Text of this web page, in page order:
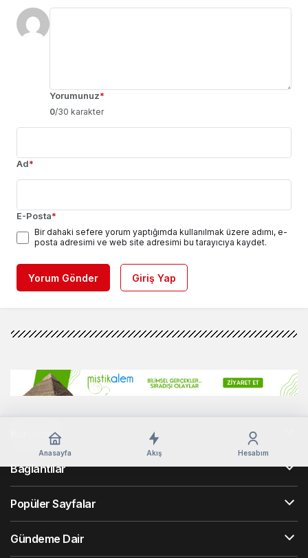
Yorumunuz*
0/30 karakter
Ad*
E-Posta*
Bir dahaki sefere yorum yaptığımda kullanılmak üzere adımı, e-
posta adresimi ve web site adresimi bu tarayıcıya kaydet.
Yorum Gönder Giriş Yap
Anasayfa Akış Hesabım
Kurumsal
Bağlantılar
Popüler Sayfalar
Gündeme Dair